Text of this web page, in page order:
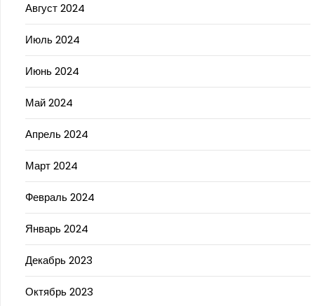
Август 2024
Июль 2024
Июнь 2024
Май 2024
Апрель 2024
Март 2024
Февраль 2024
Январь 2024
Декабрь 2023
Октябрь 2023